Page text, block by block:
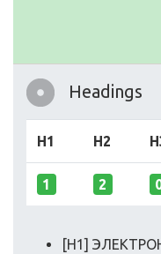
Headings
H1 H2
1 2
[H1]